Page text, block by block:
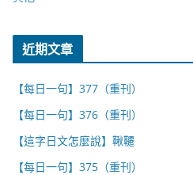
近期文章
【每日一句】377（重刊）
【每日一句】376（重刊）
【這字日文怎麼說】鞦韆
【每日一句】375（重刊）